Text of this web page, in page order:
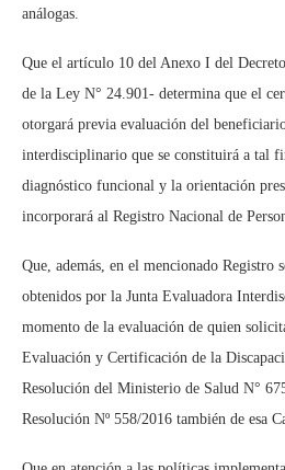
análogas.
Que el artículo 10 del Anexo I del
de la Ley N° 24.901- determina que el
otorgará previa evaluación del
interdisciplinario que se constituirá a tal
diagnóstico funcional y la orientación
incorporará al Registro Nacional de
Que, además, en el mencionado Registro
obtenidos por la Junta Evaluadora
momento de la evaluación de quien
Evaluación y Certificación de la
Resolución del Ministerio de Salud N°
Resolución Nº 558/2016 también de esa